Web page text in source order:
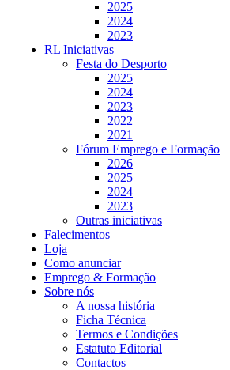
2025
2024
2023
RL Iniciativas
Festa do Desporto
2025
2024
2023
2022
2021
Fórum Emprego e Formação
2026
2025
2024
2023
Outras iniciativas
Falecimentos
Loja
Como anunciar
Emprego & Formação
Sobre nós
A nossa história
Ficha Técnica
Termos e Condições
Estatuto Editorial
Contactos